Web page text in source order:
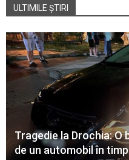
ULTIMILE ȘTIRI
Tragedie la Drochia:
de un automobil în